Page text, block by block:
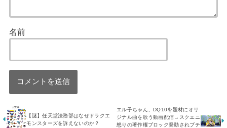
名前
【謎】任天堂法務部はなぜドラクエ
モンスターズを訴えないのか？
エル子ちゃん、DQ10を題材にオリ
ジナル曲を歌う動画配信→スクエニ
怒りの著作権ブロック発動されブチ